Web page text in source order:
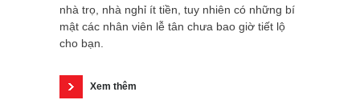
nhà trọ, nhà nghỉ ít tiền, tuy nhiên có những bí
mật các nhân viên lễ tân chưa bao giờ tiết lộ
cho bạn.
Xem thêm